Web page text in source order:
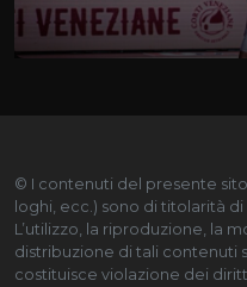
© I contenuti del presente
loghi, ecc.) sono di titolarità
L’utilizzo, la riproduzione, la
distribuzione di tali contenuti
costituisce violazione dei